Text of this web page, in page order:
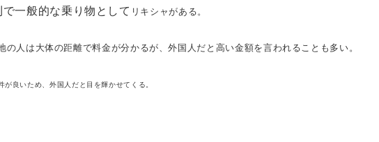
一般的な乗り物として リキシャがある。
の人は大体の距離で料金が分かるが、外国人だと高い金額を言われることも多い。
良いため、外国人だと目を輝かせてくる。